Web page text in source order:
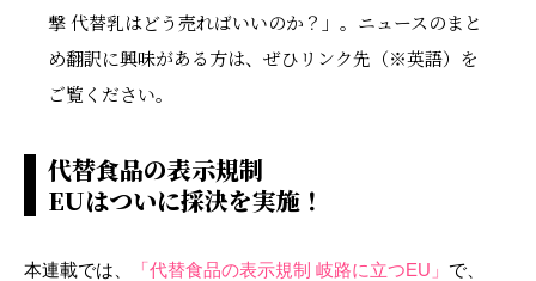
撃 代替乳はどう売ればいいのか？」。ニュースのまと
め翻訳に興味がある方は、ぜひリンク先（※英語）を
ご覧ください。
代替食品の表示規制
EUはついに採決を実施！
本連載では、 「代替食品の表示規制 岐路に立つEU」 で、